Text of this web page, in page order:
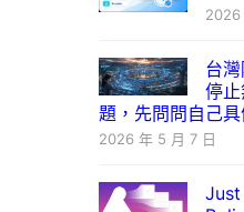
2026
台
停
題，先問問自己
2026 年 5 月 7 日
Just